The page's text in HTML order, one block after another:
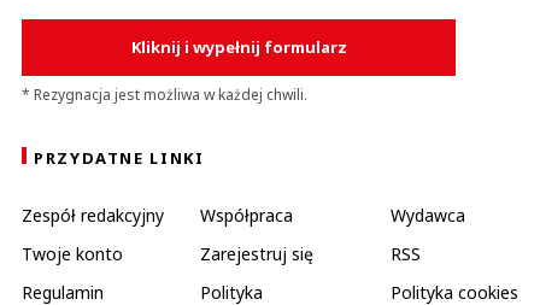
Kliknij i wypełnij formularz
* Rezygnacja jest możliwa w każdej chwili.
PRZYDATNE LINKI
Zespół redakcyjny Współpraca
Wydawca
Twoje konto
Zarejestruj się
RSS
Regulamin
Polityka
Polityka cookies